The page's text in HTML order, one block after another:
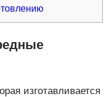
изготавливается